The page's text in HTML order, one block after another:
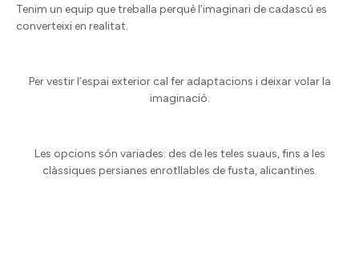
Tenim un equip que treballa perquè l’imaginari de cadascú es
converteixi en realitat.
Per vestir l’espai exterior cal fer adaptacions i deixar volar la
imaginació.
Les opcions són variades: des de les teles suaus, fins a les
clàssiques persianes enrotllables de fusta, alicantines.